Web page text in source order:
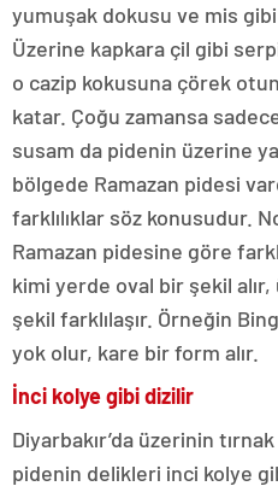
yumuşak dokusu ve mis
Üzerine kapkara çil gibi
o cazip kokusuna çörek
katar. Çoğu zamansa
susam da pidenin üzerine
bölgede Ramazan pidesi
farklılıklar söz konusudur.
Ramazan pidesine göre
kimi yerde oval bir şekil
şekil farklılaşır. Örneğin
yok olur, kare bir form alır.
İnci kolye gibi dizilir
Diyarbakır’da üzerinin
pidenin delikleri inci kolye